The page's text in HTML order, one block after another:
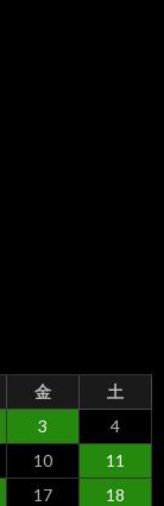
金 土
3
4
10
11
17
18